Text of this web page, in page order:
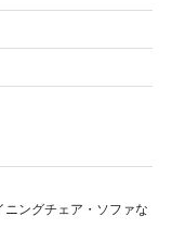
ングチェア・ソファな